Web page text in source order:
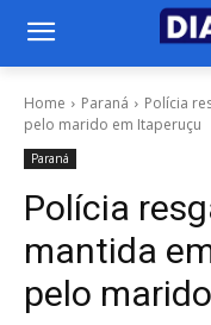
Home Paraná
Polícia
pelo marido em Itaperuçu
Paraná
Polícia
mantida
pelo